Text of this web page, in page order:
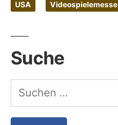
USA Videospielemesse
Suche
Suchen
nach: